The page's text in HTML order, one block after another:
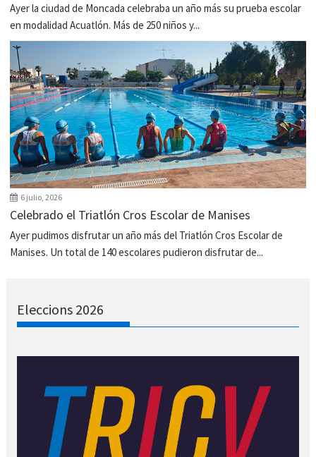
Ayer la ciudad de Moncada celebraba un año más su prueba escolar
en modalidad Acuatlón. Más de 250 niños y...
6 julio, 2026
Celebrado el Triatlón Cros Escolar de Manises
Ayer pudimos disfrutar un año más del Triatlón Cros Escolar de
Manises. Un total de 140 escolares pudieron disfrutar de...
Eleccions 2026